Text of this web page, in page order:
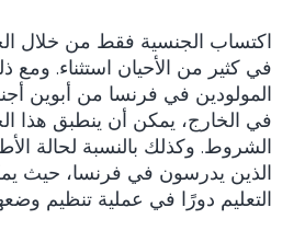
اكتساب الجنسية فقط من خلال
في كثير من الأحيان استثناء. ومع
المولودين في فرنسا من أبوين
في الخارج، يمكن أن ينطبق هذا
الشروط. وكذلك بالنسبة لحالة
الذين يدرسون في فرنسا، حيث
التعليم دورًا في عملية تنظيم